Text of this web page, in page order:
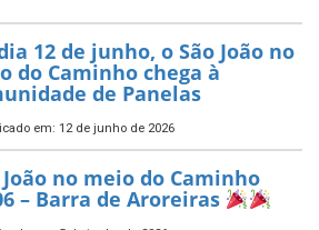
12 de junho, o São João no
do Caminho chega à
de Panelas
em: 12 de junho de 2026
João no meio do Caminho
– Barra de Aroreiras